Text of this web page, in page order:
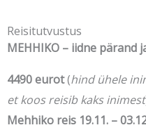
Reisitutvustus
MEHHIKO – iidne pärand
4490 eurot(hind ühele
et koos reisib kaks inimest
Mehhiko reis 19.11. –